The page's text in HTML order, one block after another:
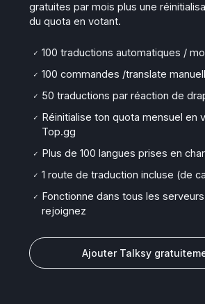
gratuites par mois plus une
du quota en votant.
✓ 100 traductions automatiques /
✓ 100 commandes /translate
✓ 50 traductions par réaction de
✓ Réinitialise ton quota mensuel en
Top.gg
✓ Plus de 100 langues prises en
✓ 1 route de traduction incluse (de
✓ Fonctionne dans tous les
rejoignez
Ajouter Talksy